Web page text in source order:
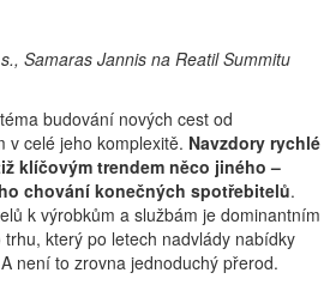
Samaras Jannis na Reatil Summitu
budování nových cest od
v celé jeho komplexitě. Navzdory rychlé
klíčovým trendem něco jiného –
chování konečných spotřebitelů.
k výrobkům a službám je dominantním
který po letech nadvlády nabídky
není to zrovna jednoduchý přerod.